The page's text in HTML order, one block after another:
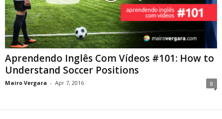
Aprendendo Inglês Com Vídeos #101: How to
Understand Soccer Positions
Mairo Vergara - Apr 7, 2016 8